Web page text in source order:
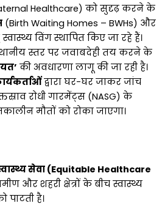
Healthcare) को सुदृढ़ करने के
(Birth Waiting Homes – BWHs) और
विंग स्थापित किए जा रहे हैं।
स्तर पर जवाबदेही तय करने के
की अवधारणा लागू की जा रही है।
द्वारा घर-घर जाकर जांच
रोधी गारमेंट्स (NASG) के
मौतों को रोका जाएगा।
सेवा (Equitable Healthcare
और शहरी क्षेत्रों के बीच स्वास्थ्य
है।